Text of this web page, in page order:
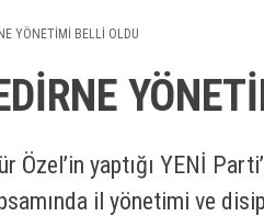
YÖNETİMİ BELLİ OLDU
Özel’in yaptığı YENİ
il yönetimi ve